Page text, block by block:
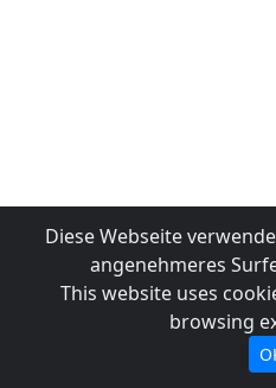
Diese Webseite
angenehmeres
This website uses
browsing